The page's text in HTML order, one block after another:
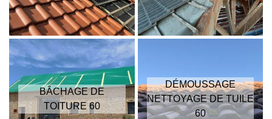
BÂCHAGE DE
TOITURE 60
DÉMOUSSAGE
NETTOYAGE DE TUILE
60